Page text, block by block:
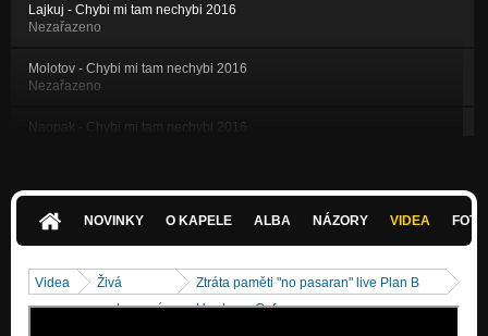
Lajkuj - Chybi mi tam nechybi 2016
Nezařazeno
Molotov - Chybi mi tam nechybi 2016
Nezařazeno
Naopak - Chybi mi tam nechybi 2016
Zprávy - Chybi mi tam nechybi 2016
Do Boje
NOVINKY O KAPELE ALBA NÁZORY VIDEA
Videa
Živá
vystoupení
Ztráta paměti "no pasaran" live Plan B
Hardcore Cafe